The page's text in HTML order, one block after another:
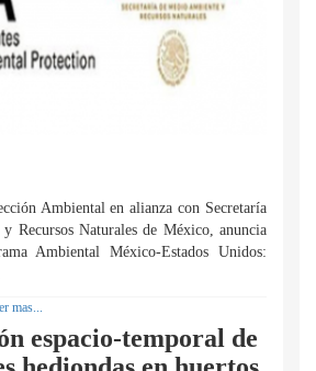
Ambiental en alianza con Secretaría
Recursos Naturales de México, anuncia
Ambiental México-Estados Unidos:
mas...
espacio-temporal de